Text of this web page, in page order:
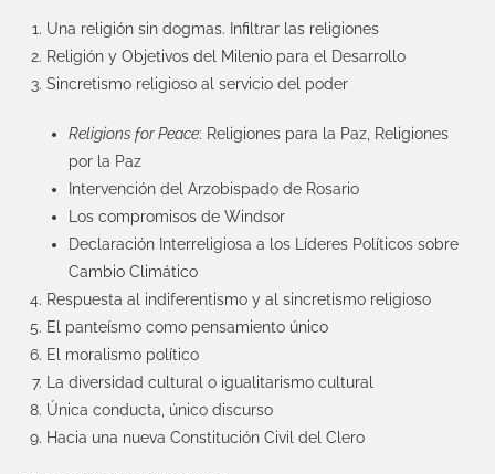
Una religión sin dogmas. Infiltrar las religiones
Religión y Objetivos del Milenio para el Desarrollo
Sincretismo religioso al servicio del poder
Religions for Peace: Religiones para la Paz, Religiones
por la Paz
Intervención del Arzobispado de Rosario
Los compromisos de Windsor
Declaración Interreligiosa a los Líderes Políticos sobre
Cambio Climático
Respuesta al indiferentismo y al sincretismo religioso
El panteísmo como pensamiento único
El moralismo político
La diversidad cultural o igualitarismo cultural
Única conducta, único discurso
Hacia una nueva Constitución Civil del Clero